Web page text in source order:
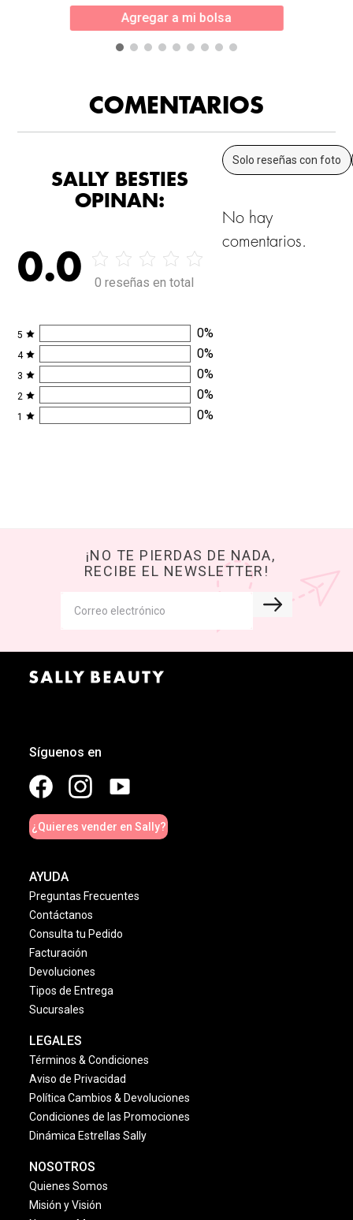
Agregar a mi bolsa
COMENTARIOS
SALLY BESTIES
OPINAN:
0.0 0 reseñas en total
5 0%
4 0%
3 0%
2 0%
1 0%
Solo reseñas con foto
No hay
comentarios.
¡NO TE PIERDAS DE NADA,
RECIBE EL NEWSLETTER!
Síguenos en
¿Quieres vender en Sally?
AYUDA
Preguntas Frecuentes
Contáctanos
Consulta tu Pedido
Facturación
Devoluciones
Tipos de Entrega
Sucursales
LEGALES
Términos & Condiciones
Aviso de Privacidad
Política Cambios & Devoluciones
Condiciones de las Promociones
Dinámica Estrellas Sally
NOSOTROS
Quienes Somos
Misión y Visión